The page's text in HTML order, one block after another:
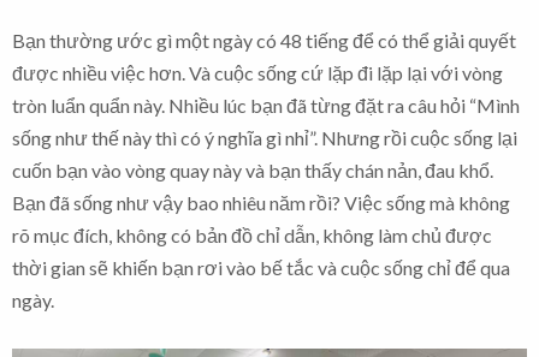
Bạn thường ước gì một ngày có 48 tiếng để có thể giải quyết
được nhiều việc hơn. Và cuộc sống cứ lặp đi lặp lại với vòng
tròn luẩn quẩn này. Nhiều lúc bạn đã từng đặt ra câu hỏi “Mình
sống như thế này thì có ý nghĩa gì nhỉ”. Nhưng rồi cuộc sống lại
cuốn bạn vào vòng quay này và bạn thấy chán nản, đau khổ.
Bạn đã sống như vậy bao nhiêu năm rồi? Việc sống mà không
rõ mục đích, không có bản đồ chỉ dẫn, không làm chủ được
thời gian sẽ khiến bạn rơi vào bế tắc và cuộc sống chỉ để qua
ngày.